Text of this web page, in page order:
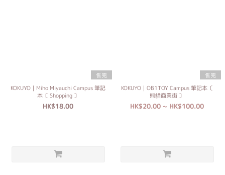
售完
KOKUYO｜Miho Miyauchi Campus 筆記
本〔 Shopping 〕
HK$18.00
售完
KOKUYO｜OB1TOY Campus 筆記本〔
熊貓商業街 〕
HK$20.00 ~ HK$100.00